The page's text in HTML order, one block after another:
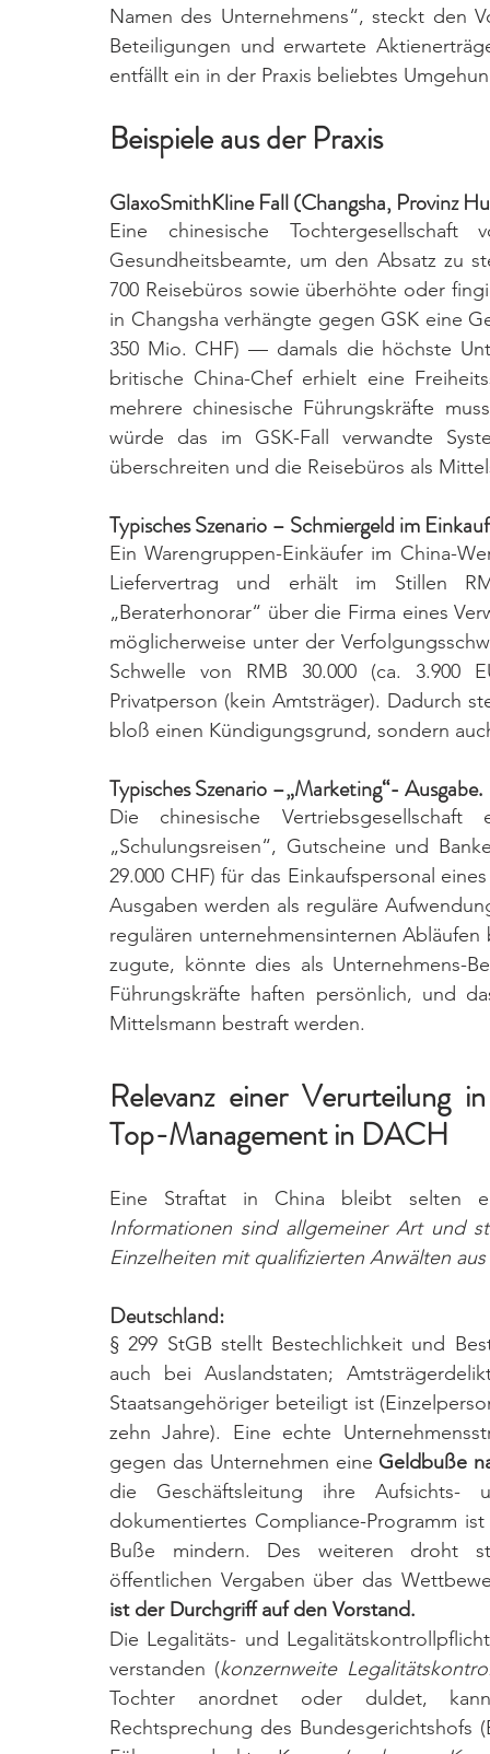
Namen des Unternehmens“, steckt den
Beteiligungen und erwartete
entfällt ein in der Praxis beliebtes
Beispiele aus der Praxis
GlaxoSmithKline Fall (Changsha, Provinz
Eine chinesische
Gesundheitsbeamte, um den Absatz zu
700 Reisebüros sowie überhöhte oder
in Changsha verhängte gegen GSK eine
350 Mio. CHF) — damals die höchste
britische China-Chef erhielt eine
mehrere chinesische Führungskräfte
würde das im GSK-Fall verwandte
überschreiten und die Reisebüros als
Typisches Szenario – Schmiergeld im
Ein Warengruppen-Einkäufer im China-
Liefervertrag und erhält im Stillen
„Beraterhonorar“ über die Firma eines
möglicherweise unter der
Schwelle von RMB 30.000 (ca. 3.900
Privatperson (kein Amtsträger). Dadurch
bloß einen Kündigungsgrund, sondern
Typisches Szenario –„Marketing“- Ausgabe.
Die chinesische Vertriebsgesellschaft
„Schulungsreisen“, Gutscheine und
29.000 CHF) für das Einkaufspersonal
Ausgaben werden als reguläre
regulären unternehmensinternen
zugute, könnte dies als Unternehmens-
Führungskräfte haften persönlich, und
Mittelsmann bestraft werden.
Relevanz einer Verurteilung
Top-Management in DACH
Eine Straftat in China bleibt selten
Informationen sind allgemeiner Art und
Einzelheiten mit qualifizierten Anwälten
Deutschland:
§ 299 StGB stellt Bestechlichkeit und
auch bei Auslandstaten;
Staatsangehöriger beteiligt ist
zehn Jahre). Eine echte
gegen das Unternehmen eine Geldbuße
die Geschäftsleitung ihre Aufsichts-
dokumentiertes Compliance-Programm
Buße mindern. Des weiteren droht
öffentlichen Vergaben über das
ist der Durchgriff auf den Vorstand.
Die Legalitäts- und
verstanden (konzernweite
Tochter anordnet oder duldet,
Rechtsprechung des Bundesgerichtshofs